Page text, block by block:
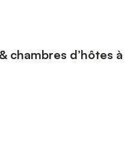
chambres d’hôtes à